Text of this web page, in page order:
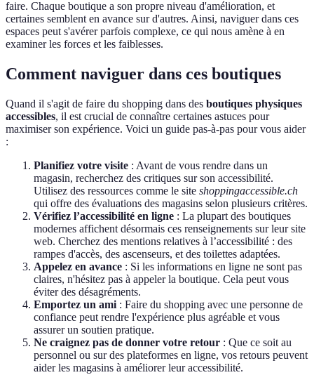
faire. Chaque boutique a son propre niveau d'amélioration, et
certaines semblent en avance sur d'autres. Ainsi, naviguer dans ces
espaces peut s'avérer parfois complexe, ce qui nous amène à en
examiner les forces et les faiblesses.
Comment naviguer dans ces boutiques
Quand il s'agit de faire du shopping dans des boutiques physiques
accessibles, il est crucial de connaître certaines astuces pour
maximiser son expérience. Voici un guide pas-à-pas pour vous aider
:
Planifiez votre visite : Avant de vous rendre dans un
magasin, recherchez des critiques sur son accessibilité.
Utilisez des ressources comme le site shoppingaccessible.ch
qui offre des évaluations des magasins selon plusieurs critères.
Vérifiez l’accessibilité en ligne : La plupart des boutiques
modernes affichent désormais ces renseignements sur leur site
web. Cherchez des mentions relatives à l’accessibilité : des
rampes d'accès, des ascenseurs, et des toilettes adaptées.
Appelez en avance : Si les informations en ligne ne sont pas
claires, n'hésitez pas à appeler la boutique. Cela peut vous
éviter des désagréments.
Emportez un ami : Faire du shopping avec une personne de
confiance peut rendre l'expérience plus agréable et vous
assurer un soutien pratique.
Ne craignez pas de donner votre retour : Que ce soit au
personnel ou sur des plateformes en ligne, vos retours peuvent
aider les magasins à améliorer leur accessibilité.